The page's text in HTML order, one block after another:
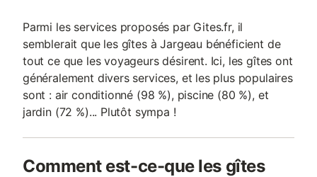
Parmi les services proposés par Gites.fr, il
semblerait que les gîtes à Jargeau bénéficient de
tout ce que les voyageurs désirent. Ici, les gîtes ont
généralement divers services, et les plus populaires
sont : air conditionné (98 %), piscine (80 %), et
jardin (72 %)... Plutôt sympa !
Comment est-ce-que les gîtes